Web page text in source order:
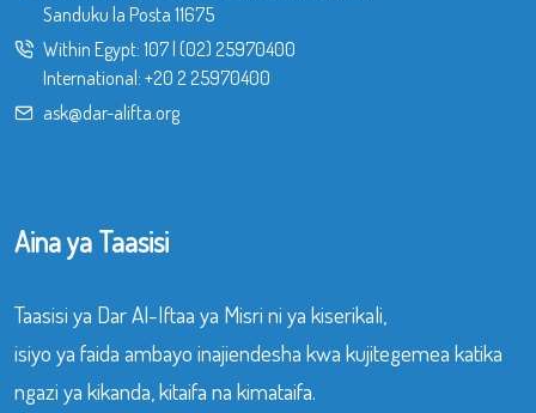
Sanduku la Posta 11675
Within Egypt: 107| (02) 25970400
International: +20 2 25970400
ask@dar-alifta.org
Aina ya Taasisi
Taasisi ya Dar Al-Iftaa ya Misri ni ya kiserikali,
isiyo ya faida ambayo inajiendesha kwa kujitegemea katika
ngazi ya kikanda, kitaifa na kimataifa.